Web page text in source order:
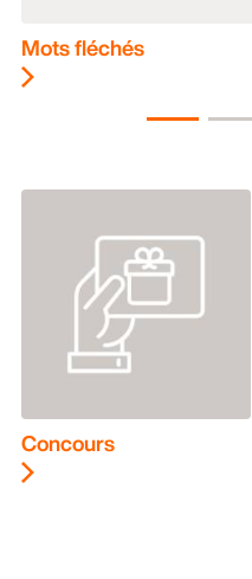
Mots fléchés
Concours